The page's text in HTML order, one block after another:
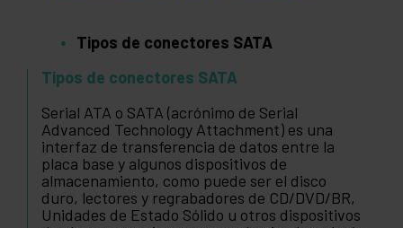
Tipos de conectores SATA
Tipos de conectores SATA
Serial ATA o SATA (acrónimo de Serial
Advanced Technology Attachment) es una
interfaz de transferencia de datos entre la
placa base y algunos dispositivos de
almacenamiento, como puede ser el disco
duro, lectores y regrabadores de CD/DVD/BR,
Unidades de Estado Sólido u otros dispositivos